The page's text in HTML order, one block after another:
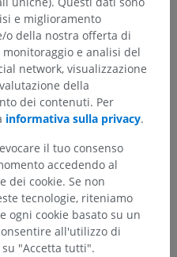
e miglioramento
o della nostra offerta di
e analisi del
network, visualizzazione
della
dei contenuti. Per
informativa sulla privacy.
il tuo consenso
accedendo al
dei cookie. Se non
tecnologie, riteniamo
ogni cookie basato su un
all'utilizzo di
"Accetta tutti".